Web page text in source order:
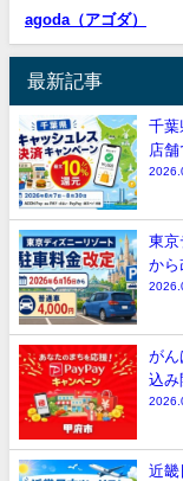
agoda（アゴダ）
最新記事
千葉
店
東京
から
がん
込み
近畿